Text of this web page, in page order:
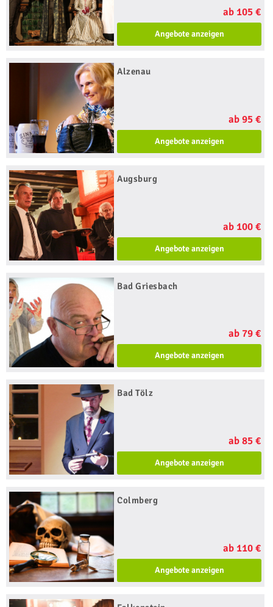
ab 105 €
Angebote anzeigen
Alzenau
ab 95 €
Angebote anzeigen
Augsburg
ab 100 €
Angebote anzeigen
Bad Griesbach
ab 79 €
Angebote anzeigen
Bad Tölz
ab 85 €
Angebote anzeigen
Colmberg
ab 110 €
Angebote anzeigen